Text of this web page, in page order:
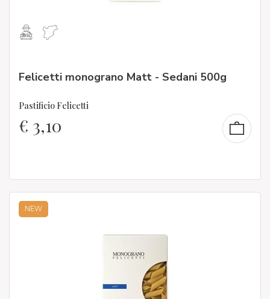
Felicetti monograno Matt - Sedani 500g
Pastificio Felicetti
€ 3,10
NEW